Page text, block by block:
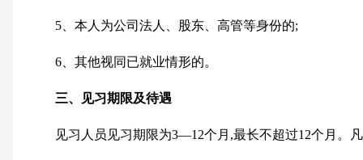
5、本人为公司法人、股东、高管等身份的;
6、其他视同已就业情形的。
三、见习期限及待遇
见习人员见习期限为3—12个月,最长不超过12个月。